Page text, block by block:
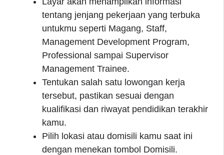
tentang jenjang pekerjaan yang terbuka
untukmu seperti Magang, Staff,
Management Development Program,
Professional sampai Supervisor
Management Trainee.
Tentukan salah satu lowongan kerja
tersebut, pastikan sesuai dengan
kualifikasi dan riwayat pendidikan terakhir
kamu.
Pilih lokasi atau domisili kamu saat ini
dengan menekan tombol Domisili.